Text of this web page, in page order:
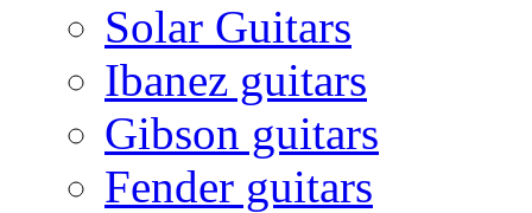
Solar Guitars
Ibanez guitars
Gibson guitars
Fender guitars